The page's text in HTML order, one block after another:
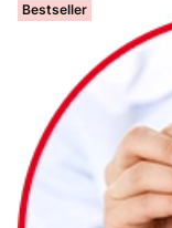
Bestseller